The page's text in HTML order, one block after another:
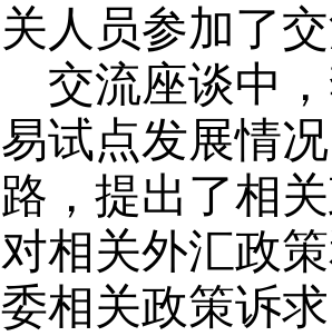
关人员参加了
交流座谈中
易试点发展情
路，提出了相
对相关外汇政
委相关政策诉